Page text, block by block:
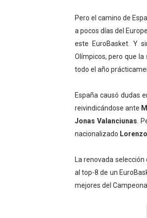
Pero el camino de
a pocos días del
este EuroBasket. Y
Olímpicos, pero que
todo el año
España causó dudas
reivindicándose ante
Jonas Valanciunas .
nacionalizado
La renovada
al top-8 de un
mejores del